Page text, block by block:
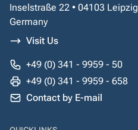
Inselstraße 22 • 04103 Leipzig
Germany
Visit Us
+49 (0) 341 - 9959 - 50
+49 (0) 341 - 9959 - 658
Contact by E-mail